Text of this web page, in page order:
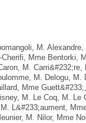
M.
Mme Bentorki,
M.
M. Delogu, M.
Mme
M. Le Coq, M. Le
L&#233;aument,
M. Nilor, Mme